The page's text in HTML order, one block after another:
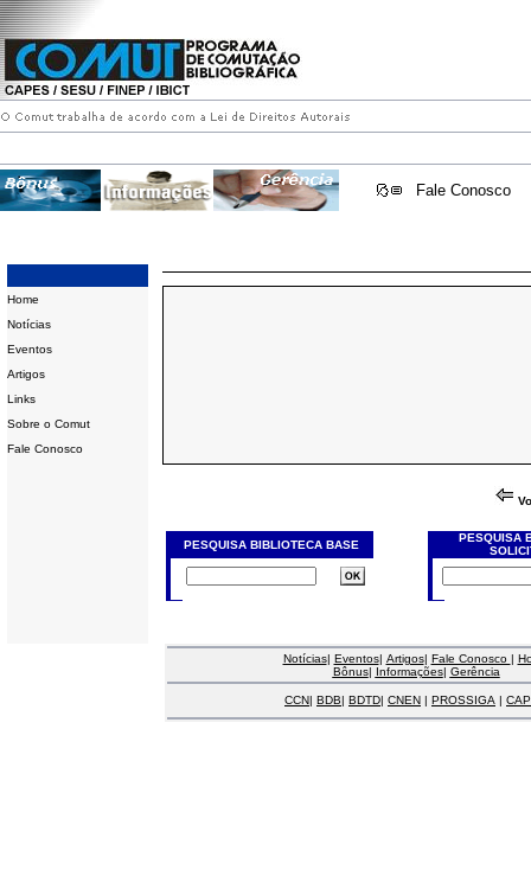
Fale Conosco
Home
Notícias
Eventos
Artigos
Links
Sobre o Comut
Fale Conosco
PESQUISA BIBLIOTECA BASE
PESQUISA
Notícias| Eventos| Artigos| Fale Conosco |
Bônus| Informações| Gerência
CCN| BDB| BDTD| CNEN | PROSSIGA |